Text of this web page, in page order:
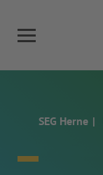
SEG Herne